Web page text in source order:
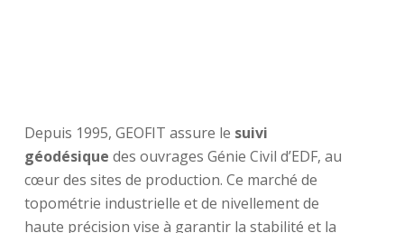
Depuis 1995, GEOFIT assure le suivi
géodésique des ouvrages Génie Civil d’EDF, au
cœur des sites de production. Ce marché de
topométrie industrielle et de nivellement de
haute précision vise à garantir la stabilité et la